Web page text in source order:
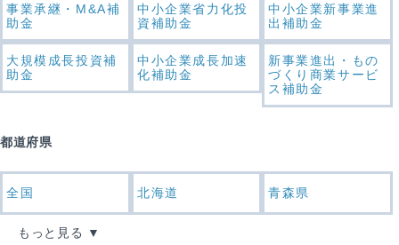
事業承継・M&A補
助金
中小企業省力化投
資補助金
中小企業新事業進
出補助金
大規模成長投資補
助金
中小企業成長加速
化補助金
新事業進出・もの
づくり商業サービ
ス補助金
都道府県
全国 北海道 青森県
もっと見る